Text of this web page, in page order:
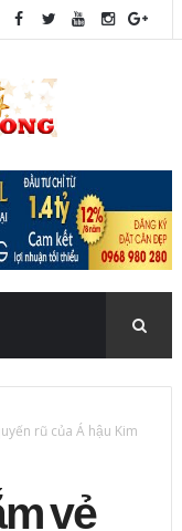
rũ của Á hậu Kim
vẻ